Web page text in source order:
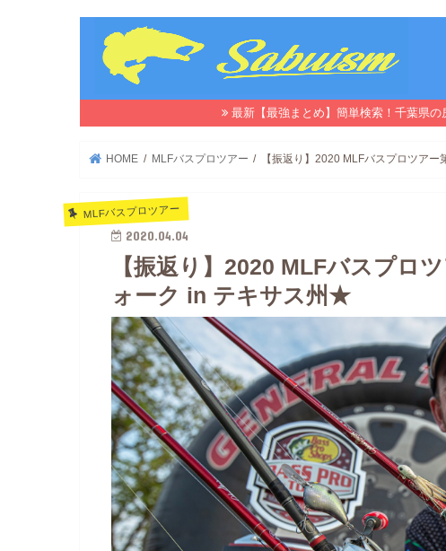
最新【最強まとめ】簡単検索！千葉県
HOME MLFバスプロツアー 【振返り】2020 MLFバスプロツア
MLFバスプロツアー
2020.04.04
【振返り】2020 MLFバスプロ
ォーク in テキサス州★